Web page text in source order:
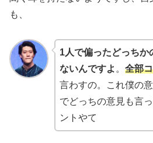
も、
1人で偏ったどっちか
ないんですよ 。 全部
言わすの。これ僕の
でどっちの意見も言
ントやて